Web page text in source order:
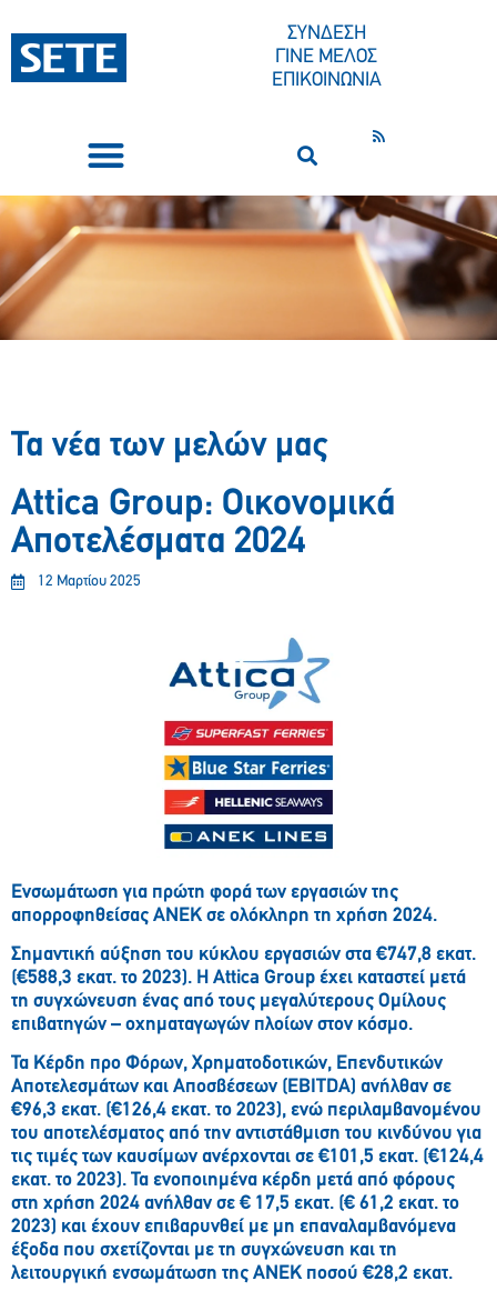
ΣΥΝΔΕΣΗ
ΓΙΝΕ ΜΕΛΟΣ
ΕΠΙΚΟΙΝΩΝΙΑ
Τα νέα των μελών μας
Attica Group: Οικονομικά
Αποτελέσματα 2024
12 Μαρτίου 2025
Ενσωμάτωση για πρώτη φορά των εργασιών της
απορροφηθείσας ΑΝΕΚ σε ολόκληρη τη χρήση 2024.
Σημαντική αύξηση του κύκλου εργασιών στα €747,8 εκατ.
(€588,3 εκατ. το 2023). Η Attica Group έχει καταστεί μετά
τη συγχώνευση ένας από τους μεγαλύτερους Ομίλους
επιβατηγών – οχηματαγωγών πλοίων στον κόσμο.
Τα Κέρδη προ Φόρων, Χρηματοδοτικών, Επενδυτικών
Αποτελεσμάτων και Αποσβέσεων (EBITDA) ανήλθαν σε
€96,3 εκατ. (€126,4 εκατ. το 2023), ενώ περιλαμβανομένου
του αποτελέσματος από την αντιστάθμιση του κινδύνου για
τις τιμές των καυσίμων ανέρχονται σε €101,5 εκατ. (€124,4
εκατ. το 2023). Τα ενοποιημένα κέρδη μετά από φόρους
στη χρήση 2024 ανήλθαν σε € 17,5 εκατ. (€ 61,2 εκατ. το
2023) και έχουν επιβαρυνθεί με μη επαναλαμβανόμενα
έξοδα που σχετίζονται με τη συγχώνευση και τη
λειτουργική ενσωμάτωση της ΑΝΕΚ ποσού €28,2 εκατ.